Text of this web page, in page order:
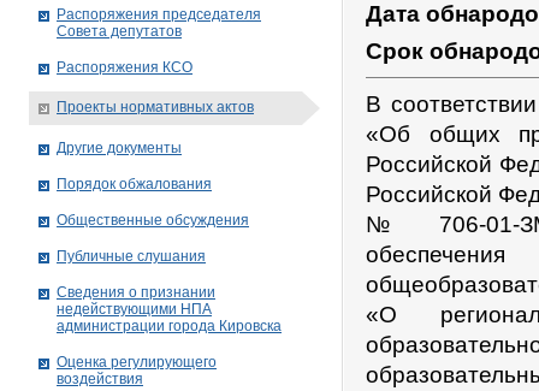
Дата
Срок
В
«Об общих
Российской
Российской
№ 706-01-
обеспечения
«О
Распоряжения председателя
Совета депутатов
Распоряжения КСО
Проекты нормативных актов
Другие документы
Порядок обжалования
Общественные обсуждения
Публичные слушания
Сведения о признании
недействующими НПА
администрации города Кировскa
Оценка регулирующего
воздействия